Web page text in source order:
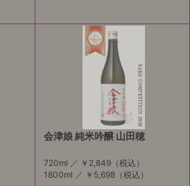
会津娘 純米吟醸 山田穂
720ml ／ ￥2,849（税込）
1800ml ／ ￥5,698（税込）